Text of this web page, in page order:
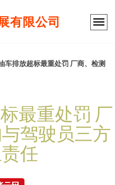
有限公司
车排放超标最重处罚 厂商、检测
最重处罚 厂
驾驶员三方
任